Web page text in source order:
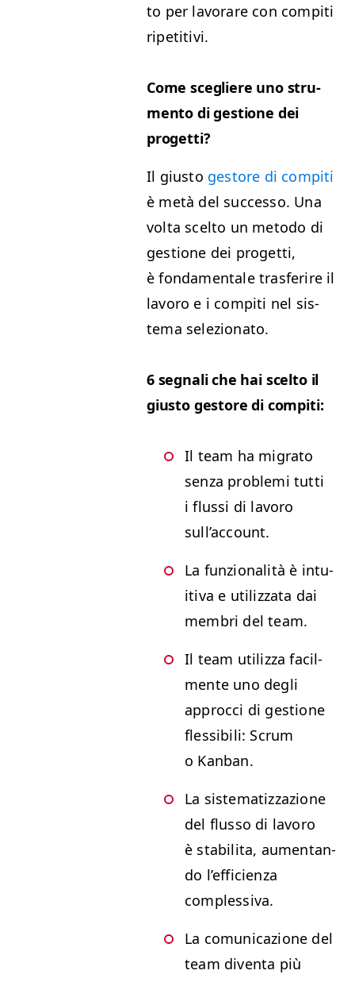
to per lavo­rare con com­pi­ti
ripetitivi.
Come scegliere uno stru­
men­to di ges­tione dei
progetti?
Il gius­to gestore di com­pi­ti
è metà del suc­ces­so. Una
vol­ta scel­to un meto­do di
ges­tione dei prog­et­ti,
è fon­da­men­tale trasferire il
lavoro e i com­pi­ti nel sis­
tema selezionato.
6 seg­nali che hai scel­to il
gius­to gestore di compiti:
Il team ha migra­to
sen­za prob­le­mi tut­ti
i flus­si di lavoro
sull’account.
La fun­zion­al­ità è intu­
iti­va e uti­liz­za­ta dai
mem­bri del team.
Il team uti­liz­za facil­
mente uno degli
approc­ci di ges­tione
flessibili: Scrum
o Kanban.
La sis­tem­atiz­zazione
del flus­so di lavoro
è sta­bili­ta, aumen­tan­
do l’ef­fi­cien­za
complessiva.
La comu­ni­cazione del
team diven­ta più